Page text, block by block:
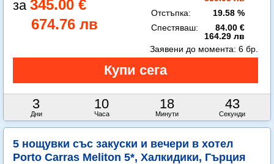
345.00 €
674.76 лв
Отстъпка:
19.58 %
Спестяваш:
84.00 €
164.29 лв
3
Дни
10
Часа
18
Минути
41
Секунди
Заявени до момента: 6 бр.
5 нощувки със закуски и вечери в хотел
Porto Carras Meliton 5*, Халкидики, Гърция